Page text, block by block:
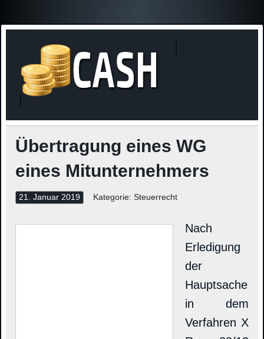
Übertragung eines WG
eines Mitunternehmers
21. Januar 2019 Kategorie: Steuerrecht
Nach
Erledigung
der
Hauptsache
in dem
Verfahren X